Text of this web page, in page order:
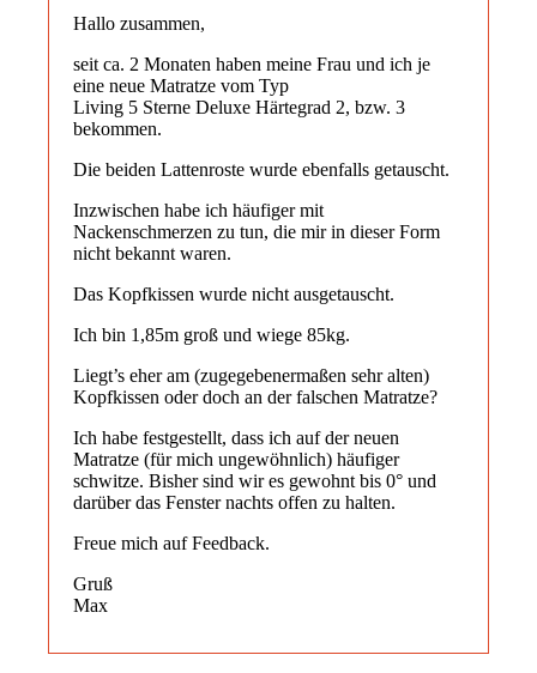
Hallo zusammen,
seit ca. 2 Monaten haben meine Frau und ich je
eine neue Matratze vom Typ
Living 5 Sterne Deluxe Härtegrad 2, bzw. 3
bekommen.
Die beiden Lattenroste wurde ebenfalls getauscht.
Inzwischen habe ich häufiger mit
Nackenschmerzen zu tun, die mir in dieser Form
nicht bekannt waren.
Das Kopfkissen wurde nicht ausgetauscht.
Ich bin 1,85m groß und wiege 85kg.
Liegt’s eher am (zugegebenermaßen sehr alten)
Kopfkissen oder doch an der falschen Matratze?
Ich habe festgestellt, dass ich auf der neuen
Matratze (für mich ungewöhnlich) häufiger
schwitze. Bisher sind wir es gewohnt bis 0° und
darüber das Fenster nachts offen zu halten.
Freue mich auf Feedback.
Gruß
Max